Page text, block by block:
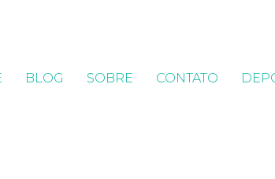
BLOG SOBRE CONTATO